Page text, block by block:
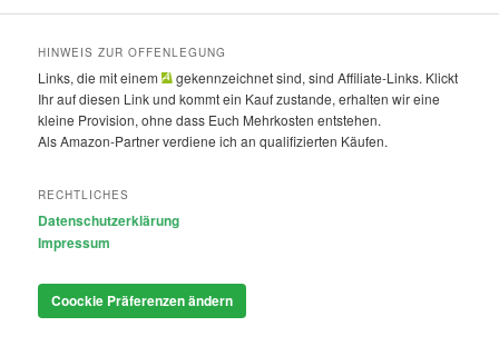
HINWEIS ZUR OFFENLEGUNG
Links, die mit einem
gekennzeichnet sind, sind Affiliate-Links. Klickt
Ihr auf diesen Link und kommt ein Kauf zustande, erhalten wir eine
kleine Provision, ohne dass Euch Mehrkosten entstehen.
Als Amazon-Partner verdiene ich an qualifizierten Käufen.
RECHTLICHES
Datenschutzerklärung
Impressum
Coockie Präferenzen ändern